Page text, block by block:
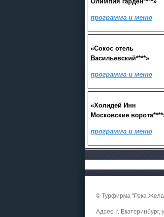
программа и меню
«Сокос отель
Васильевский****»
программа и меню
«Холидей Инн
Московские
программа и меню
© Турфирма "Река
Адрес: г.